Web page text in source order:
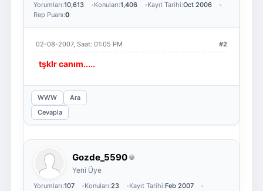
Yorumları:10,613 Konuları:1,406 Kayıt Tarihi:Oct 2006
Rep Puanı:0
#2
02-08-2007, Saat: 01:05 PM
tşklr canım.....
WWW
Ara
Cevapla
Gozde_5590
Yeni Üye
Yorumları:107 Konuları:23 Kayıt Tarihi:Feb 2007